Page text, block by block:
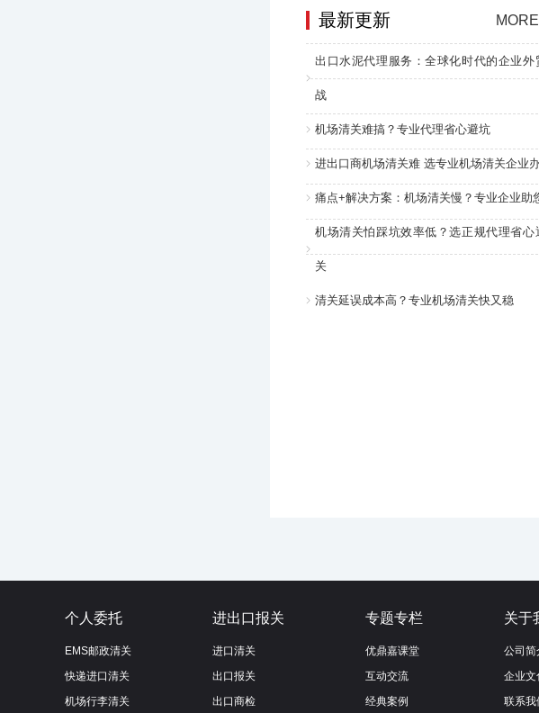
最新更新
出口水泥代理服务：全球化时代的企业外
战
机场清关难搞？专业代理省心避坑
进出口商机场清关难 选专业机场清关企业
痛点+解决方案：机场清关慢？专业企业助
机场清关怕踩坑效率低？选正规代理省心
关
清关延误成本高？专业机场清关快又稳
个人委托
EMS邮政清关
快递进口清关
机场行李清关
进出口报关
进口清关
出口报关
出口商检
专题专栏
优鼎嘉课堂
互动交流
经典案例
关于
公司简
企业文
联系我